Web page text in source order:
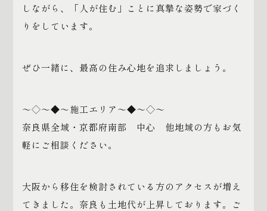
しながら、「人が住む」ことに真摯な姿勢で家づく
りをしています。
ぜひ一緒に、最高の住み心地を追求しましょう。
～◇～◆～施工エリア～◆～◇～
奈良県全域・京都府南部 中心 他地域の方もお気
軽にご相談ください。
大阪から移住を検討されている方のアクセスが増え
てきました。奈良も土地代が上昇しております。ご